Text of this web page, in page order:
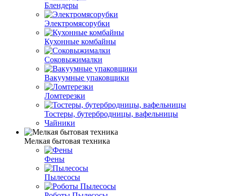
Блендеры
Электромясорубки
Кухонные комбайны
Соковыжималки
Вакуумные упаковщики
Ломтерезки
Тостеры, бутербродницы, вафельницы
Чайники
Мелкая бытовая техника
Фены
Пылесосы